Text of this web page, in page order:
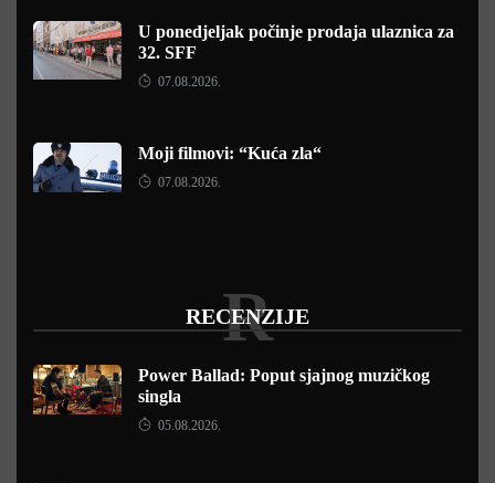
U ponedjeljak počinje prodaja ulaznica za
32. SFF
07.08.2026.
Moji filmovi: “Kuća zla“
07.08.2026.
RECENZIJE
R
Power Ballad: Poput sjajnog muzičkog
singla
05.08.2026.